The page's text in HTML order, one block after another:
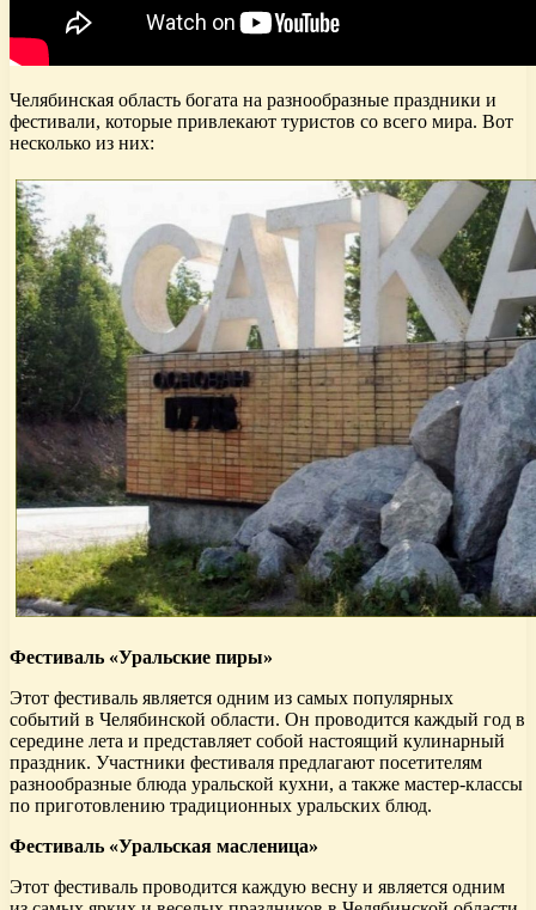
Челябинская область богата на разнообразные праздники и
фестивали, которые привлекают туристов со всего мира. Вот
несколько из них:
Фестиваль «Уральские пиры»
Этот фестиваль является одним из самых популярных
событий в Челябинской области. Он проводится каждый год в
середине лета и представляет собой настоящий кулинарный
праздник. Участники фестиваля предлагают посетителям
разнообразные блюда уральской кухни, а также мастер-классы
по приготовлению традиционных уральских блюд.
Фестиваль «Уральская масленица»
Этот фестиваль проводится каждую весну и является одним